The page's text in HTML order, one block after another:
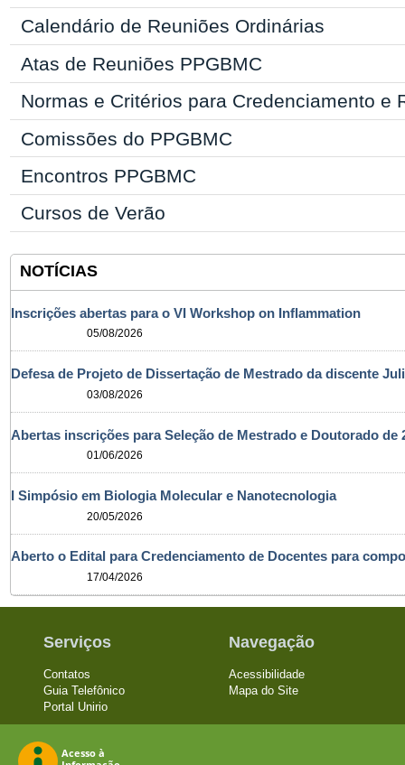
Calendário de Reuniões Ordinárias
Atas de Reuniões PPGBMC
Normas e Critérios para Credenciamento e
Comissões do PPGBMC
Encontros PPGBMC
Cursos de Verão
NOTÍCIAS
Inscrições abertas para o VI Workshop on Inflammation
05/08/2026
Defesa de Projeto de Dissertação de Mestrado da discente
03/08/2026
Abertas inscrições para Seleção de Mestrado e Doutorado de
01/06/2026
I Simpósio em Biologia Molecular e Nanotecnologia
20/05/2026
Aberto o Edital para Credenciamento de Docentes para
17/04/2026
Serviços
Contatos
Guia Telefônico
Portal Unirio
Navegação
Acessibilidade
Mapa do Site